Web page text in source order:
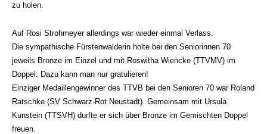
zu holen.
Auf Rosi Strohmeyer allerdings war wieder einmal Verlass.
Die sympathische Fürstenwalderin holte bei den Seniorinnen 70
jeweils Bronze im Einzel und mit Roswitha Wiencke (TTVMV) im
Doppel. Dazu kann man nur gratulieren!
Einziger Medaillengewinner des TTVB bei den Senioren 70 war Roland
Ratschke (SV Schwarz-Rot Neustadt). Gemeinsam mit Ursula
Kunstein (TTSVH) durfte er sich über Bronze im Gemischten Doppel
freuen.